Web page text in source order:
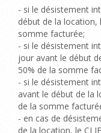
- si le désistement
début de la location,
somme facturée;
- si le désistement
jour avant le début
50% de la somme
- si le désistement
avant le début de la
de la somme
- en cas de
de la location, le